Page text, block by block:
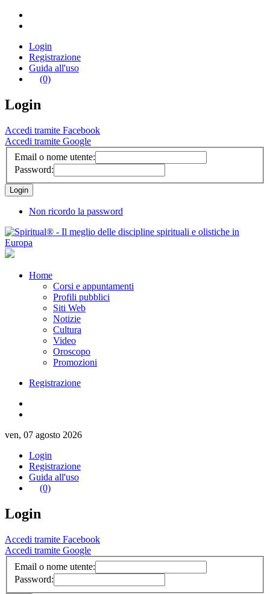
Login
Registrazione
Guida all'uso
(0)
Login
Accedi tramite Facebook
Accedi tramite Google
Email o nome utente:
Password:
Non ricordo la password
Home
Corsi e appuntamenti
Profili pubblici
Siti Web
Notizie
Cultura
Video
Oroscopo
Promozioni
Registrazione
ven, 07 agosto 2026
Login
Registrazione
Guida all'uso
(0)
Login
Accedi tramite Facebook
Accedi tramite Google
Email o nome utente:
Password: